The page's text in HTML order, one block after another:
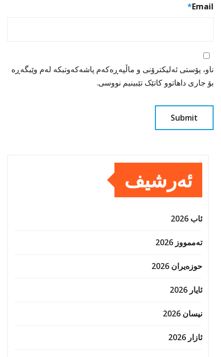
Email
*
ناو، پۆستی ئەلیکترۆنی و ماڵپەڕەکەم پاشەکەوتبکە لەم وێبگەڕە
بۆ جاری داهاتوو کاتێک تێبینیم نووسی.
ئەرشیف
ئاب 2026
تەممووز 2026
حوزه‌یران 2026
ئایار 2026
نیسان 2026
ئازار 2026